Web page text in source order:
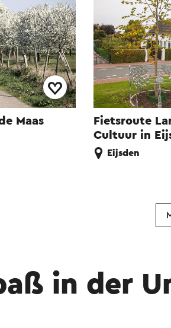
Maas
Fietsroute
Cultuur in
Eijsden
in der